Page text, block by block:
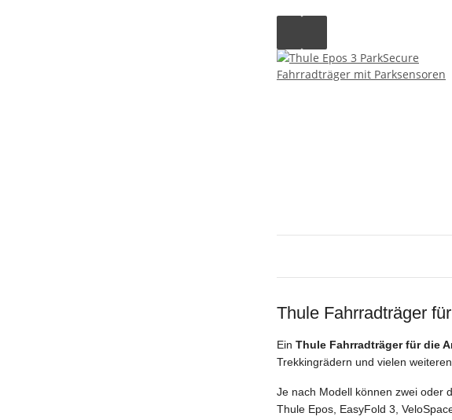
Thule Fahrradträger
Ein Thule Fahrradträger für die
Trekkingrädern und vielen
Je nach Modell können zwei oder
Thule Epos, EasyFold 3,